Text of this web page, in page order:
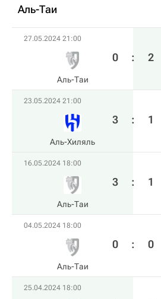
Аль-Таи
27.05.2024 21:00
Аль-Таи
0 : 2
23.05.2024 21:00
Аль-Хиляль
3 : 1
16.05.2024 18:00
Аль-Таи
3 : 1
04.05.2024 18:00
Аль-Таи
0 : 0
25.04.2024 18:00